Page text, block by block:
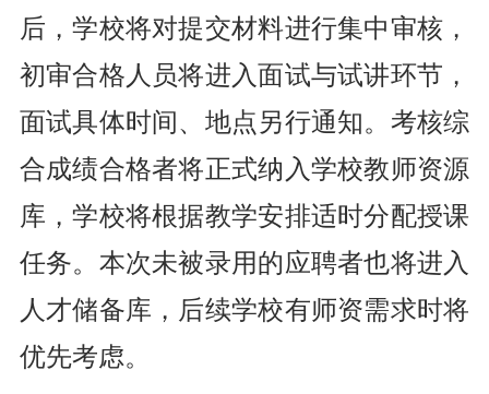
后，学校将对提交材料进行集中审核，
初审合格人员将进入面试与试讲环节，
面试具体时间、地点另行通知。考核综
合成绩合格者将正式纳入学校教师资源
库，学校将根据教学安排适时分配授课
任务。本次未被录用的应聘者也将进入
人才储备库，后续学校有师资需求时将
优先考虑。